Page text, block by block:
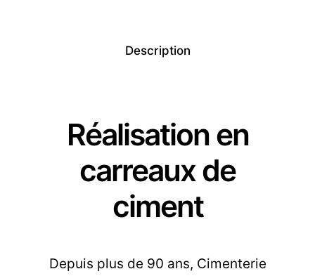
Description
Réalisation en
carreaux de
ciment
Depuis plus de 90 ans, Cimenterie